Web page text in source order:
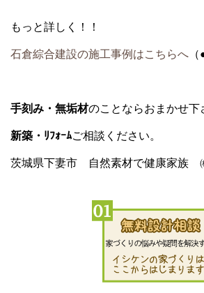
もっと詳しく！！
石倉綜合建設の施工事例はこちらへ
手刻み・無垢材のことならおまかせ下
新築・ﾘﾌｫｰﾑご相談ください。
茨城県下妻市 自然素材で健康家族